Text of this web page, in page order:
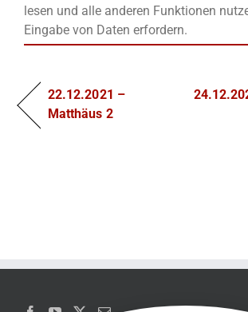
lesen und alle anderen Funktionen
Eingabe von Daten erfordern.
22.12.2021 –
Matthäus 2